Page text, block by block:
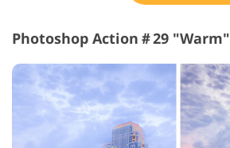
Photoshop Action＃29 "Warm"